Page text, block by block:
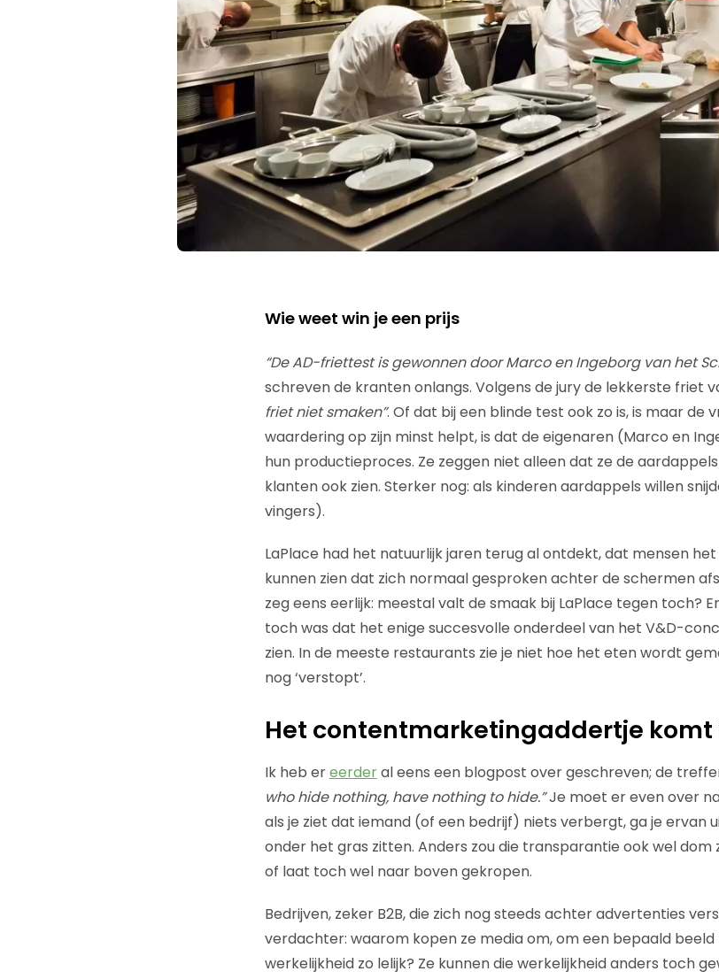
Wie weet win je een prijs
“De AD-friettest is gewonnen door Marco en Ingeborg van het
schreven de kranten onlangs. Volgens de jury de lekkerste friet
friet niet smaken”. Of dat bij een blinde test ook zo is, is maar de
waardering op zijn minst helpt, is dat de eigenaren (Marco en
hun productieproces. Ze zeggen niet alleen dat ze de
klanten ook zien. Sterker nog: als kinderen aardappels willen
vingers).
LaPlace had het natuurlijk jaren terug al ontdekt, dat mensen
kunnen zien dat zich normaal gesproken achter de schermen
zeg eens eerlijk: meestal valt de smaak bij LaPlace tegen toch?
toch was dat het enige succesvolle onderdeel van het V&D-
zien. In de meeste restaurants zie je niet hoe het eten wordt
nog ‘verstopt’.
Het contentmarketingaddertje komt
Ik heb ereerderal eens een blogpost over geschreven; de
who hide nothing, have nothing to hide.”Je moet er even over
als je ziet dat iemand (of een bedrijf) niets verbergt, ga je ervan
onder het gras zitten. Anders zou die transparantie ook wel
of laat toch wel naar boven gekropen.
Bedrijven, zeker B2B, die zich nog steeds achter advertenties
verdachter: waarom kopen ze media om, om een bepaald beeld
werkelijkheid zo lelijk? Ze kunnen die werkelijkheid anders toch